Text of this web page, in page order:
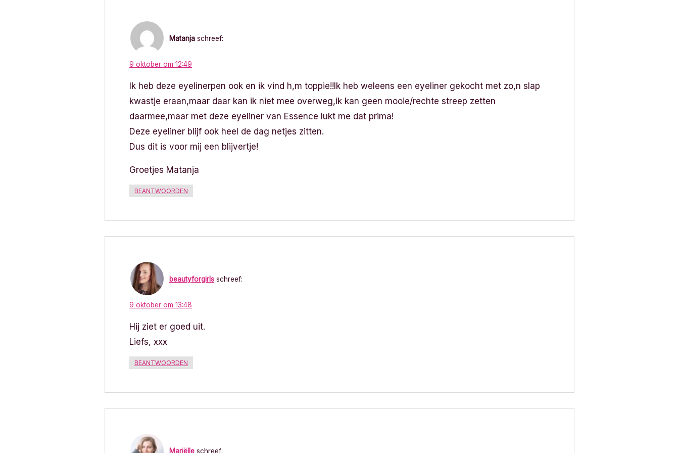
Matanja schreef:
9 oktober om 12:49
Ik heb deze eyelinerpen ook en ik vind h,m toppie!!Ik heb weleens een eyeliner gekocht met zo,n slap
kwastje eraan,maar daar kan ik niet mee overweg,ik kan geen mooie/rechte streep zetten
daarmee,maar met deze eyeliner van Essence lukt me dat prima!
Deze eyeliner blijf ook heel de dag netjes zitten.
Dus dit is voor mij een blijvertje!
Groetjes Matanja
BEANTWOORDEN
beautyforgirls schreef:
9 oktober om 13:48
Hij ziet er goed uit.
Liefs, xxx
BEANTWOORDEN
Mariëlle schreef: